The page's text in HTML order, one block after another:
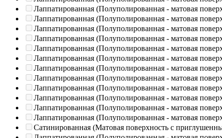
Лаппатированная (Полуполированная - матовая
Лаппатированная (Полуполированная - матовая
Лаппатированная (Полуполированная - матовая
Лаппатированная (Полуполированная - матовая
Лаппатированная (Полуполированная - матовая
Лаппатированная (Полуполированная - матовая
Лаппатированная (Полуполированная - матовая
Лаппатированная (Полуполированная - матовая
Лаппатированная (Полуполированная - матовая
Лаппатированная (Полуполированная - матовая
Лаппатированная (Полуполированная - матовая
Лаппатированная (Полуполированная - матовая
Сатинированная (Матовая поверхность с